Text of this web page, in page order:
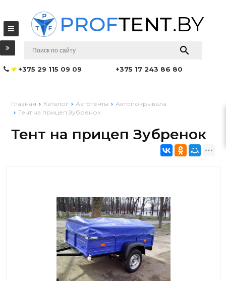
+375 29 115 09 09 +375 17 243 86 80
Главная Каталог Автотенты
Автопокрывала
Тент на прицеп Зубренок
Тент на прицеп Зубренок